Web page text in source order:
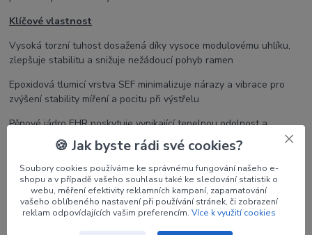
Klíčové vlastnost
Vysoká torzní tuhost dosažená díky vysoce modulovému uhlíku,
zlepšuje stabilitu a snižuje nežádoucí pohyb ramen
Epoxidová tlumicí vrstva SEF minimalizuje nárazy a vibrace pro
zvýšení stability míření a pocitu při výstřelu
Pěnové jádro EHR poskytuje vynikající tepelnou odolnost a
konzistentní výkon v různých podmínkách prostředí
Původ zboží
🍪 Jak byste rádi své cookies?
Soubory cookies používáme ke správnému fungování našeho e-
shopu a v případě vašeho souhlasu také ke sledování statistik o
webu, měření efektivity reklamních kampaní, zapamatování
vašeho oblíbeného nastavení při používání stránek, či zobrazení
reklam odpovídajících vašim preferencím. Více k využití cookies